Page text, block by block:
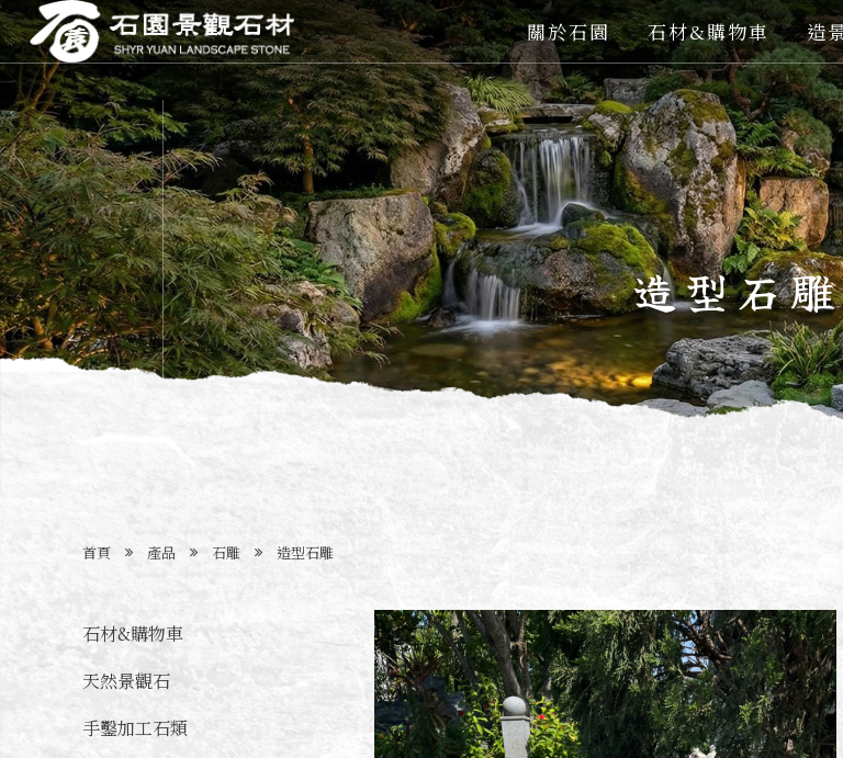
關於石園 石材&購物車 造
造型石雕
首頁 產品 石雕 造型石雕
石材&購物車
天然景觀石
手鑿加工石類